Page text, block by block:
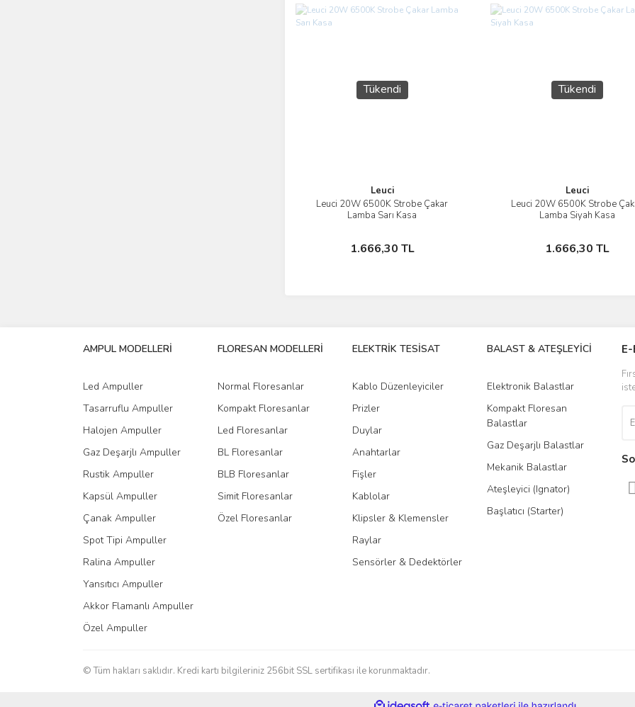
Tükendi
Leuci
Leuci 20W 6500K Strobe Çakar
Lamba Sarı Kasa
1.666,30 TL
İncele
Stokta Yok
Tükendi
Leuci
Leuci 20W 6500K Strobe
Lamba Siyah Kasa
1.666,30 TL
İncele
Stokta Yok
AMPUL MODELLERİ
Led Ampuller
Tasarruflu Ampuller
Halojen Ampuller
Gaz Deşarjlı Ampuller
Rustik Ampuller
Kapsül Ampuller
Çanak Ampuller
Spot Tipi Ampuller
Ralina Ampuller
Yansıtıcı Ampuller
Akkor Flamanlı Ampuller
Özel Ampuller
FLORESAN MODELLERİ
Normal Floresanlar
Kompakt Floresanlar
Led Floresanlar
BL Floresanlar
BLB Floresanlar
Simit Floresanlar
Özel Floresanlar
ELEKTRİK TESİSAT
Kablo Düzenleyiciler
Prizler
Duylar
Anahtarlar
Fişler
Kablolar
Klipsler & Klemensler
Raylar
Sensörler & Dedektörler
BALAST & ATEŞLEYİCİ
Elektronik Balastlar
Kompakt Floresan
Balastlar
Gaz Deşarjlı Balastlar
Mekanik Balastlar
Ateşleyici (Ignator)
Başlatıcı (Starter)
© Tüm hakları saklıdır. Kredi kartı bilgileriniz 256bit SSL sertifikası ile korunmaktadır.